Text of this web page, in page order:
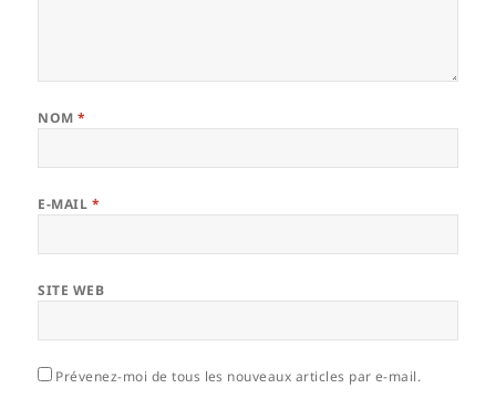
NOM*
E-MAIL *
SITE WEB
Prévenez-moi de tous les nouveaux articles par e-mail.